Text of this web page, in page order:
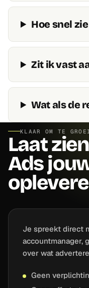
Hoe snel
Zit ik vast
Wat als de
KLAAR OM TE
Laat
Ads
Je spreekt direct
accountmanager,
over wat
Geen